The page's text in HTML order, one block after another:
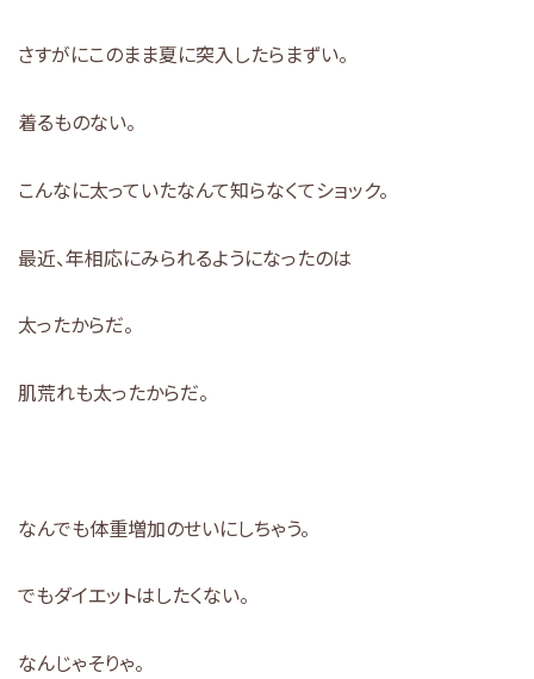
さすがにこのまま夏に突入したらまずい。
着るものない。
こんなに太っていたなんて知らなくてショック。
最近、年相応にみられるようになったのは
太ったからだ。
肌荒れも太ったからだ。
なんでも体重増加のせいにしちゃう。
でもダイエットはしたくない。
なんじゃそりゃ。